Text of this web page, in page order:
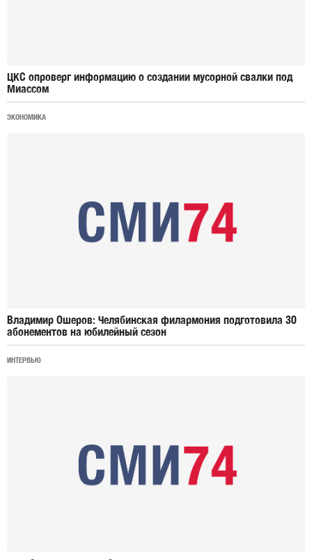
ЦКС опроверг информацию о создании мусорной свалки под
Миассом
ЭКОНОМИКА
Владимир Ошеров: Челябинская филармония подготовила 30
абонементов на юбилейный сезон
ИНТЕРВЬЮ